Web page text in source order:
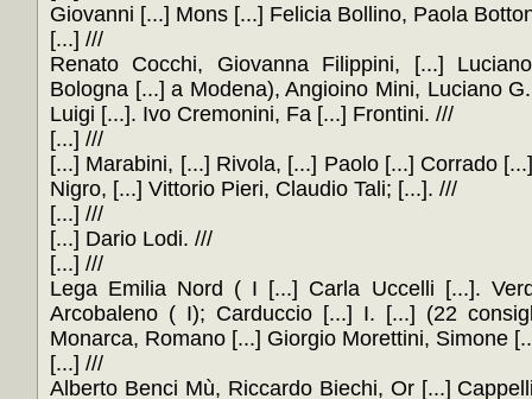
Giovanni [...] Mons [...] Felicia Bollino, Paola
[...] ///
Renato Cocchi, Giovanna Filippini, [...]
Bologna [...] a Modena), Angioino Mini, Luciano
Luigi [...]. Ivo Cremonini, Fa [...] Frontini. ///
[...] ///
[...] Marabini, [...] Rivola, [...] Paolo [...] Corrado
Nigro, [...] Vittorio Pieri, Claudio Tali; [...]. ///
[...] ///
[...] Dario Lodi. ///
[...] ///
Lega Emilia Nord ( I [...] Carla Uccelli [...].
Arcobaleno ( I); Carduccio [...] I. [...] (22
Monarca, Romano [...] Giorgio Morettini, Simone
[...] ///
Alberto Benci Mù, Riccardo Biechi, Or [...]